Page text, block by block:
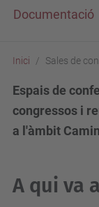
Documentació
Inici Sales de
Espais de
congressos i
a l'àmbit
A qui va